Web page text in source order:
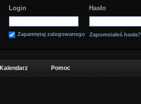
Login Hasło
Zapamiętaj zalogowanego Zapomniałeś hasła?
Kalendarz Pomoc